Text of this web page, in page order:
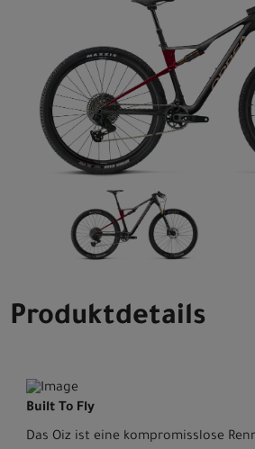
Produktdetails
Built To Fly
Das Oiz ist eine kompromisslose